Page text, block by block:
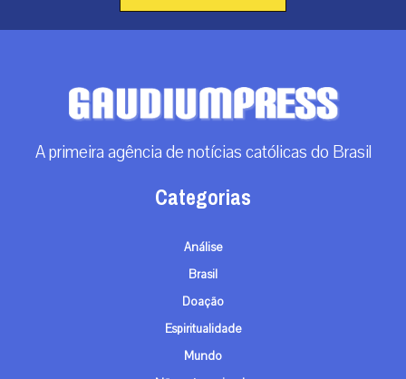
A primeira agência de notícias católicas do Brasil
Categorias
Análise
Brasil
Doação
Espiritualidade
Mundo